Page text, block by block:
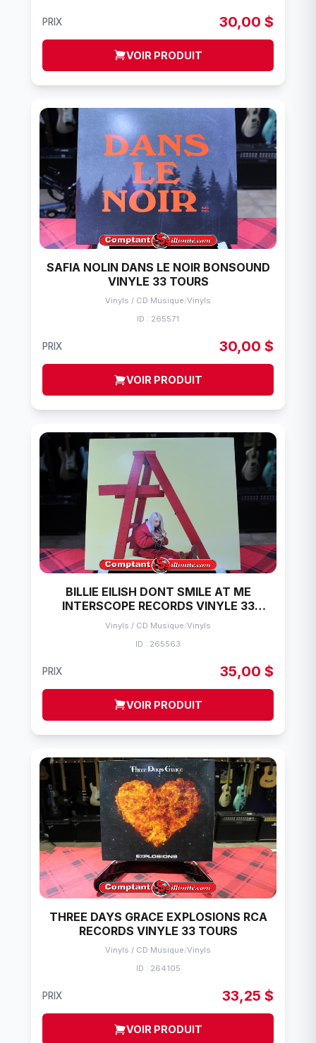
PRIX 30,00 $
VOIR PRODUIT
SAFIA NOLIN DANS LE NOIR BONSOUND
VINYLE 33 TOURS
Vinyls / CD Musique/Vinyls
ID : 265571
PRIX 30,00 $
VOIR PRODUIT
BILLIE EILISH DONT SMILE AT ME
INTERSCOPE RECORDS VINYLE 33
TOURS
Vinyls / CD Musique/Vinyls
ID : 265563
PRIX 35,00 $
VOIR PRODUIT
THREE DAYS GRACE EXPLOSIONS RCA
RECORDS VINYLE 33 TOURS
Vinyls / CD Musique/Vinyls
ID : 264105
PRIX 33,25 $
VOIR PRODUIT